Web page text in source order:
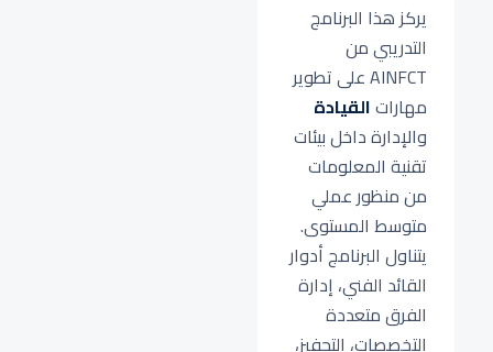
يركز هذا البرنامج
التدريبي من
AINFCT على تطوير
مهاراتالقيادة
والإدارة داخل بيئات
تقنية المعلومات
من منظور عملي
متوسط المستوى.
يتناول البرنامج أدوار
القائد الفني، إدارة
الفرق متعددة
التخصصات، التحفيز،